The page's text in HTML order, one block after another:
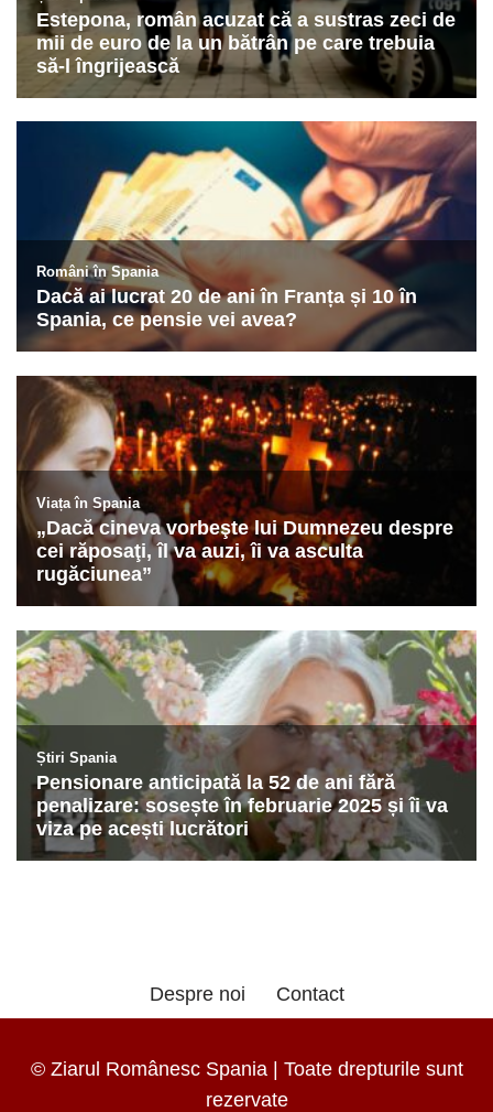
Despre noi Contact
© Ziarul Românesc Spania | Toate drepturile sunt
rezervate